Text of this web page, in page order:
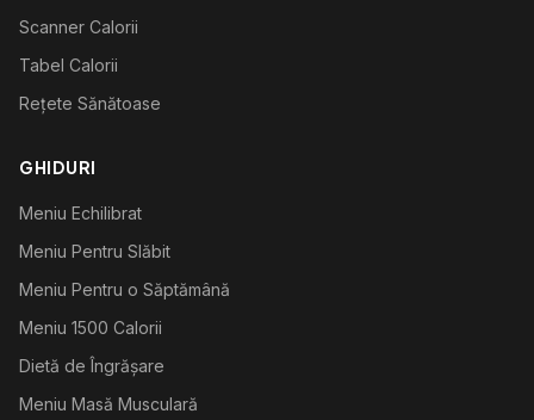
Scanner Calorii
Tabel Calorii
Rețete Sănătoase
GHIDURI
Meniu Echilibrat
Meniu Pentru Slăbit
Meniu Pentru o Săptămână
Meniu 1500 Calorii
Dietă de Îngrășare
Meniu Masă Musculară